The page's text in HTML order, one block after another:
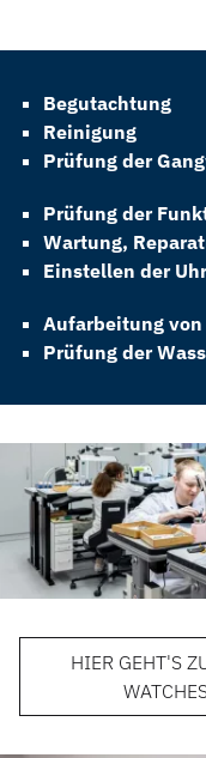
ROLEX
ROLEX CERTIFIED
UHREN
SCHMUCK
LUXURY DEALS
ACCESSOIRES
ÜBER UNS
Begutachtung
Reinigung
Prüfung der
Prüfung der
Wartung,
Einstellen der
Aufarbeitung
Prüfung der
HIER GEHT'S